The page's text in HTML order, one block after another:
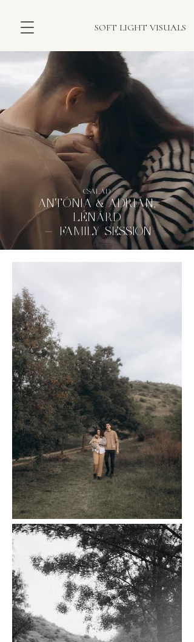
SOFT LIGHT VISUALS
CSALÁD
ANTÓNIA & ADRIÁN,
LÉNÁRD
- FAMILY SESSION